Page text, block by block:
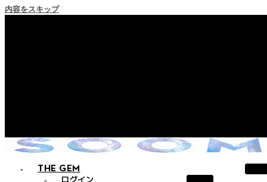
内容をスキップ
THE GEM
ログイン